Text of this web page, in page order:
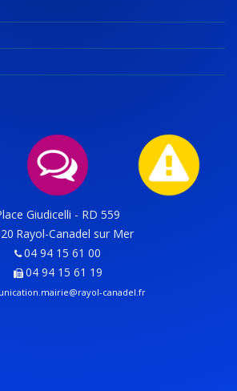
Giudicelli - RD 559
Rayol-Canadel sur Mer
04 94 15 61 00
04 94 15 61 19
canadel.fr